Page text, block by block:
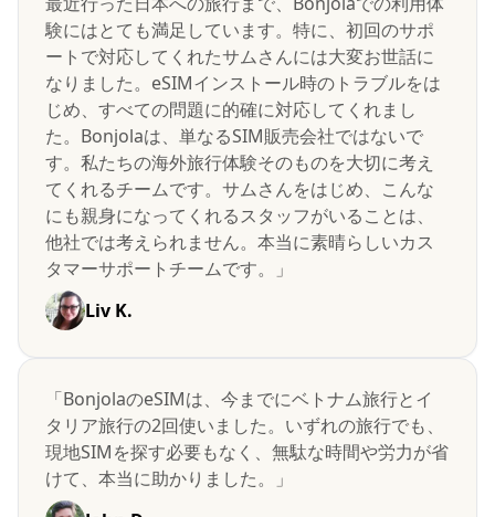
験にはとても満足しています。特に、初回のサポ
ートで対応してくれたサムさんには大変お世話に
なりました。eSIMインストール時のトラブルをは
じめ、すべての問題に的確に対応してくれまし
た。Bonjolaは、単なるSIM販売会社ではないで
す。私たちの海外旅行体験そのものを大切に考え
てくれるチームです。サムさんをはじめ、こんな
にも親身になってくれるスタッフがいることは、
他社では考えられません。本当に素晴らしいカス
タマーサポートチームです。」
Liv K.
「BonjolaのeSIMは、今までにベトナム旅行とイ
タリア旅行の2回使いました。いずれの旅行でも、
現地SIMを探す必要もなく、無駄な時間や労力が省
けて、本当に助かりました。」